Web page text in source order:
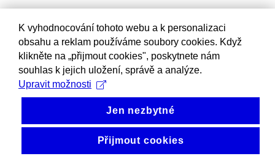
K vyhodnocování tohoto webu a k personalizaci
obsahu a reklam používáme soubory cookies. Když
klikněte na „přijmout cookies", poskytnete nám
souhlas k jejich uložení, správě a analýze.
Upravit možnosti
Jen nezbytné
Přijmout cookies